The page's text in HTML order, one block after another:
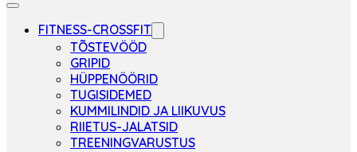
FITNESS-CROSSFIT
TÕSTEVÖÖD
GRIPID
HÜPPENÖÖRID
TUGISIDEMED
KUMMILINDID JA LIIKUVUS
RIIETUS-JALATSID
TREENINGVARUSTUS